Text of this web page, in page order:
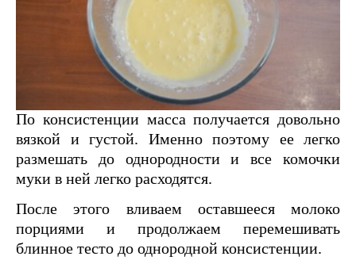
По консистенции масса получается довольно
вязкой и густой. Именно поэтому ее легко
размешать до однородности и все комочки
муки в ней легко расходятся.
После этого вливаем оставшееся молоко
порциями и продолжаем перемешивать
блинное тесто до однородной консистенции.